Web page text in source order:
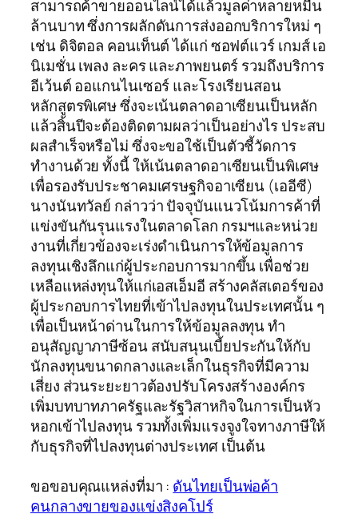
สามารถค้าขายออนไลน์ได้แล้วมูลค่าหลายหมื่น
ล้านบาท ซึ่งการผลักดันการส่งออกบริการใหม่ ๆ
เช่น ดิจิตอล คอนเท็นต์ ได้แก่ ซอฟต์แวร์ เกมส์ เอ
นิเมชั่น เพลง ละคร และภาพยนตร์ รวมถึงบริการ
อีเว้นต์ ออแกนไนเซอร์ และโรงเรียนสอน
หลักสูตรพิเศษ ซึ่งจะเน้นตลาดอาเซียนเป็นหลัก
แล้วสิ้นปีจะต้องติดตามผลว่าเป็นอย่างไร ประสบ
ผลสำเร็จหรือไม่ ซึ่งจะขอใช้เป็นตัวชี้วัดการ
ทำงานด้วย ทั้งนี้ ให้เน้นตลาดอาเซียนเป็นพิเศษ
เพื่อรองรับประชาคมเศรษฐกิจอาเซียน (เออีซี)
นางนันทวัลย์ กล่าวว่า ปัจจุบันแนวโน้มการค้าที่
แข่งขันกันรุนแรงในตลาดโลก กรมฯและหน่วย
งานที่เกี่ยวข้องจะเร่งดำเนินการให้ข้อมูลการ
ลงทุนเชิงลึกแก่ผู้ประกอบการมากขึ้น เพื่อช่วย
เหลือแหล่งทุนให้แก่เอสเอ็มอี สร้างคลัสเตอร์ของ
ผู้ประกอบการไทยที่เข้าไปลงทุนในประเทศนั้น ๆ
เพื่อเป็นหน้าด่านในการให้ข้อมูลลงทุน ทำ
อนุสัญญาภาษีซ้อน สนับสนุนเบี้ยประกันให้กับ
นักลงทุนขนาดกลางและเล็กในธุรกิจที่มีความ
เสี่ยง ส่วนระยะยาวต้องปรับโครงสร้างองค์กร
เพิ่มบทบาทภาครัฐและรัฐวิสาหกิจในการเป็นหัว
หอกเข้าไปลงทุน รวมทั้งเพิ่มแรงจูงใจทางภาษีให้
กับธุรกิจที่ไปลงทุนต่างประเทศ เป็นต้น
ขอขอบคุณแหล่งที่มา : ดันไทยเป็นพ่อค้า
คนกลางขายของแข่งสิงคโปร์